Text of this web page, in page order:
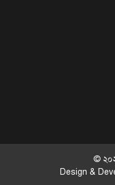
©
Design &